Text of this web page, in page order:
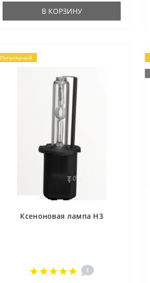
В КОРЗИНУ
Популярный
Ксеноновая лампа H3
1